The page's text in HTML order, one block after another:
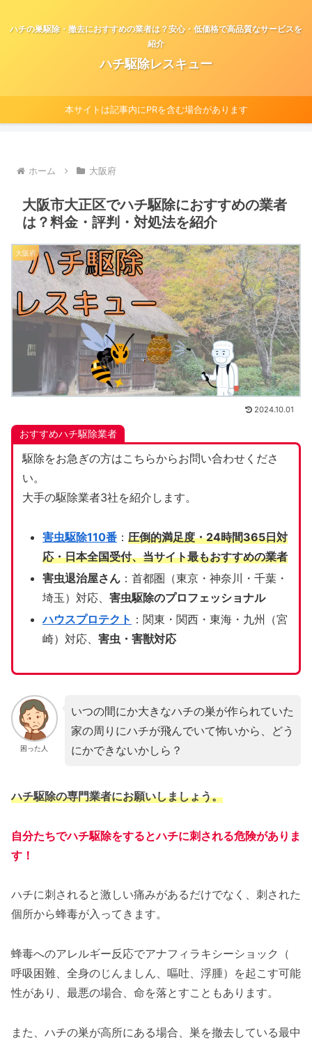
ハチの巣駆除・撤去におすすめの業者は？安心・低価格で高品質なサービスを
紹介
ハチ駆除レスキュー
本サイトは記事内にPRを含む場合があります
ホーム 大阪府
大阪市大正区でハチ駆除におすすめの業者
は？料金・評判・対処法を紹介
大阪府
2024.10.01
おすすめハチ駆除業者
駆除をお急ぎの方はこちらからお問い合わせくださ
い。
大手の駆除業者3社を紹介します。
害虫駆除110番： 圧倒的満足度・24時間365日対
応・日本全国受付、当サイト最もおすすめの業者
害虫退治屋さん：首都圏（東京・神奈川・千葉・
埼玉）対応、 害虫駆除のプロフェッショナル
ハウスプロテクト ：関東・関西・東海・九州（宮
崎）対応、 害虫・害獣対応
困った人
いつの間にか大きなハチの巣が作られていた
家の周りにハチが飛んでいて怖いから、どう
にかできないかしら？
ハチ駆除の専門業者にお願いしましょう。
自分たちでハチ駆除をするとハチに刺される危険がありま
す！
ハチに刺されると激しい痛みがあるだけでなく、刺された
個所から蜂毒が入ってきます。
蜂毒へのアレルギー反応でアナフィラキシーショック（
呼吸困難、全身のじんましん、嘔吐、浮腫）を起こす可能
性があり、最悪の場合、命を落とすこともあります。
また、ハチの巣が高所にある場合、巣を撤去している最中